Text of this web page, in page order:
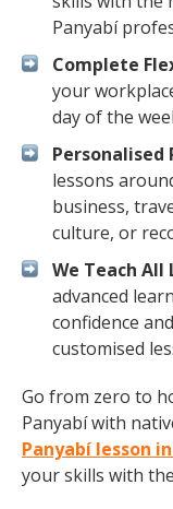
Panyabí
Complete
your
day of the
Personalised
lessons
business,
culture, or
We Teach All
advanced
confidence
customised
Go from zero to
Panyabí with
Panyabí lesson
your skills with